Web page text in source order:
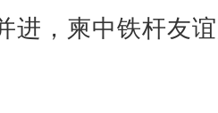
进，柬中铁杆友